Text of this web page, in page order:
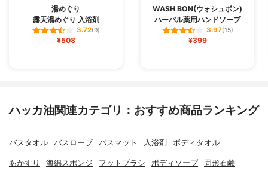
湯めぐり
露天湯めぐり 入浴剤
3.72(9)
¥508
WASH BON(ウォシュボン)
ハーバル薬用ハンドソープ
3.97(15)
¥399
ハッカ油関連カテゴリ：おすすめ商品ランキング
バスタオル バスローブ バスマット 入浴剤 ボディタオル
あかすり 海綿スポンジ フットブラシ ボディソープ 固形石鹸